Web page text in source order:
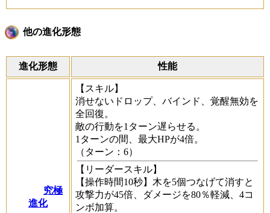
他の進化形態
進化形態 性能
究極
進化
【スキル】
消せないドロップ、バインド、覚醒無効を
全回復。
敵の行動を1ターン遅らせる。
1ターンの間、最大HPが4倍。
（ターン：6）
【リーダースキル】
【操作時間10秒】木を5個つなげて消すと
攻撃力が45倍、ダメージを80％軽減、4コ
ンボ加算。